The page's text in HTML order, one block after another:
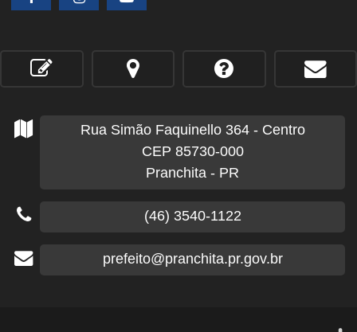
Rua Simão Faquinello 364 - Centro
CEP 85730-000
Pranchita - PR
(46) 3540-1122
prefeito@pranchita.pr.gov.br